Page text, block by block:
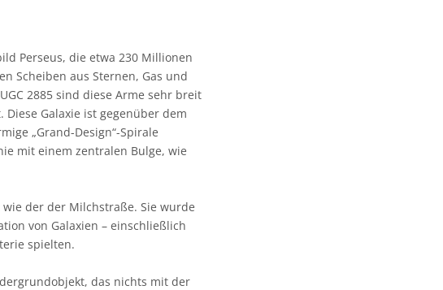
Perseus, die etwa 230 Millionen
Scheiben aus Sternen, Gas und
2885 sind diese Arme sehr breit
Galaxie ist gegenüber dem
„Grand-Design“-Spirale
mit einem zentralen Bulge, wie
der der Milchstraße. Sie wurde
von Galaxien – einschließlich
spielten.
das nichts mit der